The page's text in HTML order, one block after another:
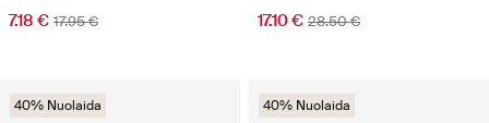
7.18 € 17.95 € 17.10 € 28.50 €
40% Nuolaida 40% Nuolaida